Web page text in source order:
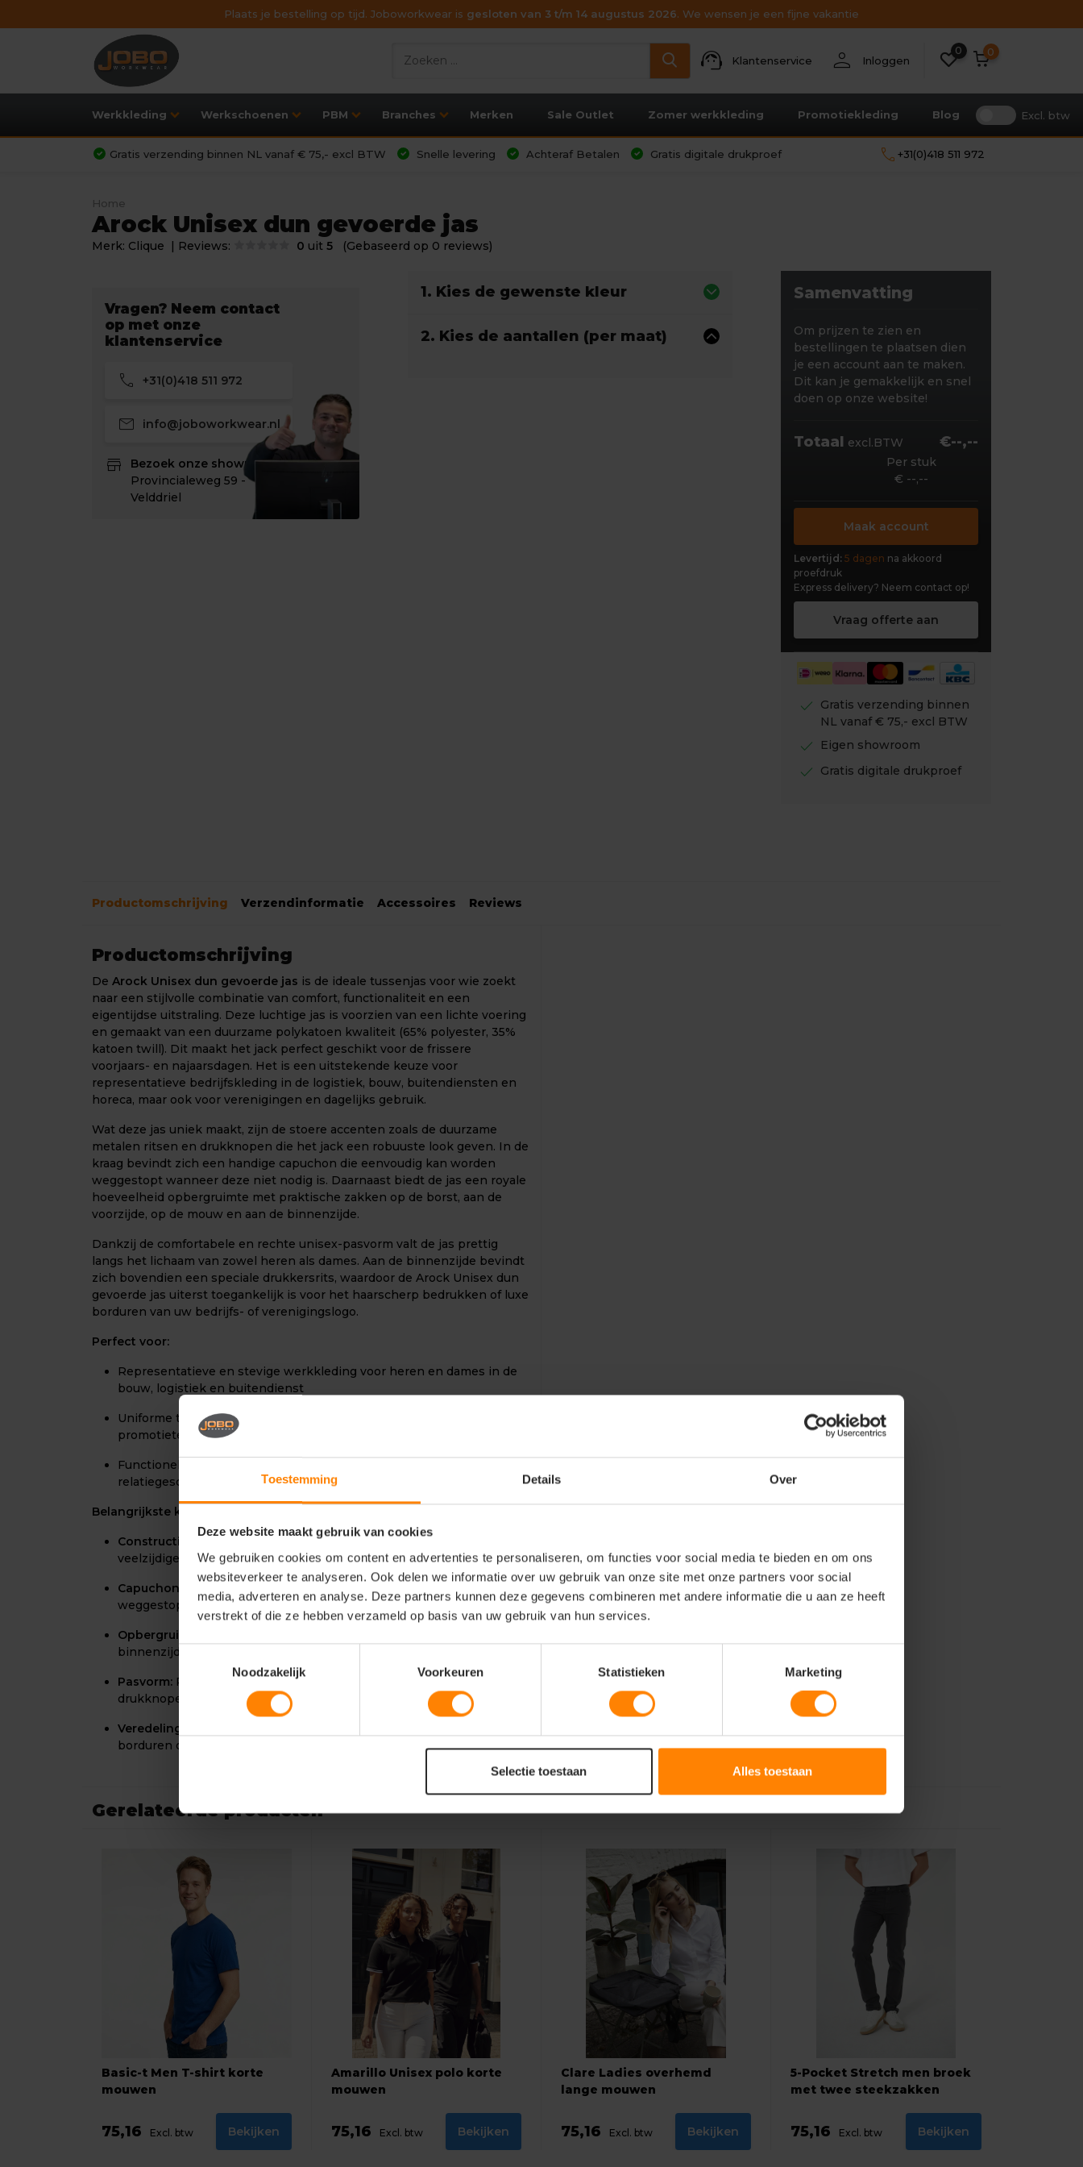
Toestemming Details Over
Deze website maakt gebruik van cookies
We gebruiken cookies om content en advertenties te personaliseren, om functies voor social media te bieden en om ons
websiteverkeer te analyseren. Ook delen we informatie over uw gebruik van onze site met onze partners voor social
media, adverteren en analyse. Deze partners kunnen deze gegevens combineren met andere informatie die u aan ze heeft
verstrekt of die ze hebben verzameld op basis van uw gebruik van hun services.
Toestemmingsselectie
Noodzakelijk
Voorkeuren Statistieken Marketing
Selectie toestaan Alles toestaan
Plaats je bestelling op tijd. Joboworkwear is gesloten van 3 t/m 14 augustus 2026. We wensen je een fijne vakantie
support_agent Klantenservice person Inloggen
0 0
Werkkleding Werkschoenen PBM Branches Merken Sale Outlet Zomer werkkleding Promotiekleding Blog Excl. btw
Gratis verzending binnen NL vanaf € 75,- excl BTW Snelle levering Achteraf Betalen Gratis digitale drukproef call +31(0)418 511 972
Home
Arock Unisex dun gevoerde jas
Merk: Clique | Reviews: 0 uit 5 (Gebaseerd op 0 reviews)
Vragen? Neem contact
op met onze
klantenservice
call +31(0)418 511 972
mail info@joboworkwear.nl
store
Bezoek onze showroom:
Provincialeweg 59 -
Velddriel
1. Kies de gewenste kleur
2. Kies de aantallen (per maat)
Samenvatting
Om prijzen te zien en
bestellingen te plaatsen dien
je een account aan te maken.
Dit kan je gemakkelijk en snel
doen op onze website!
Totaal excl.BTW €--,--
Per stuk
€ --,--
Maak account
Levertijd: 5 dagen na akkoord
proefdruk
Express delivery? Neem contact op!
Vraag offerte aan
check
Gratis verzending binnen
NL vanaf € 75,- excl BTW
check Eigen showroom
check Gratis digitale drukproef
Productomschrijving Verzendinformatie Accessoires Reviews
Productomschrijving
De Arock Unisex dun gevoerde jas is de ideale tussenjas voor wie zoekt
naar een stijlvolle combinatie van comfort, functionaliteit en een
eigentijdse uitstraling. Deze luchtige jas is voorzien van een lichte voering
en gemaakt van een duurzame polykatoen kwaliteit (65% polyester, 35%
katoen twill). Dit maakt het jack perfect geschikt voor de frissere
voorjaars- en najaarsdagen. Het is een uitstekende keuze voor
representatieve bedrijfskleding in de logistiek, bouw, buitendiensten en
horeca, maar ook voor verenigingen en dagelijks gebruik.
Wat deze jas uniek maakt, zijn de stoere accenten zoals de duurzame
metalen ritsen en drukknopen die het jack een robuuste look geven. In de
kraag bevindt zich een handige capuchon die eenvoudig kan worden
weggestopt wanneer deze niet nodig is. Daarnaast biedt de jas een royale
hoeveelheid opbergruimte met praktische zakken op de borst, aan de
voorzijde, op de mouw en aan de binnenzijde.
Dankzij de comfortabele en rechte unisex-pasvorm valt de jas prettig
langs het lichaam van zowel heren als dames. Aan de binnenzijde bevindt
zich bovendien een speciale drukkersrits, waardoor de Arock Unisex dun
gevoerde jas uiterst toegankelijk is voor het haarscherp bedrukken of luxe
borduren van uw bedrijfs- of verenigingslogo.
Perfect voor:
Representatieve en stevige werkkleding voor heren en dames in de
bouw, logistiek en buitendienst
Uniforme teamkleding voor verenigingen, evenementencrews en
promotieteams
Functionele merchandise voor actieve merken en zakelijke
relatiegeschenken
Belangrijkste kenmerken:
Constructie:
Luchtig model met een lichte voering, ideaal als
veelzijdige tussenjas
Capuchon:
Geïntegreerde capuchon die eenvoudig kan worden
weggestopt in de kraag
Opbergruimte:
binnenzijde
Pasvorm: Rechte unisex-pasvorm met duurzame metalen ritsen en
drukknopen
Veredeling:
borduren of bedrukken van een logo
Gerelateerde producten
Basic-t Men T-shirt korte
mouwen
75,16 Excl. btw Bekijken
Amarillo Unisex polo korte
mouwen
75,16 Excl. btw Bekijken
Clare Ladies overhemd
lange mouwen
75,16 Excl. btw Bekijken
5-Pocket Stretch men broek
met twee steekzakken
75,16 Excl. btw Bekijken